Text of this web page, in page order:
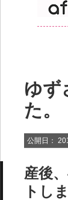
ゆず
た。
公開日：
産後
トし